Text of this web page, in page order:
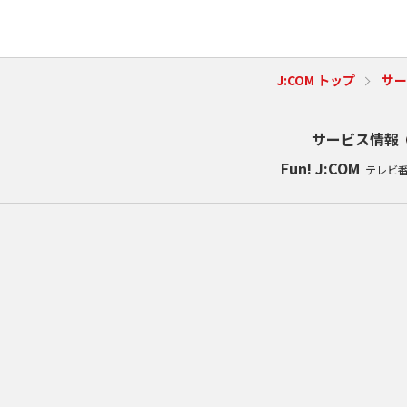
J:COM トップ サ
サービス情報
Fun! J:COM テレビ